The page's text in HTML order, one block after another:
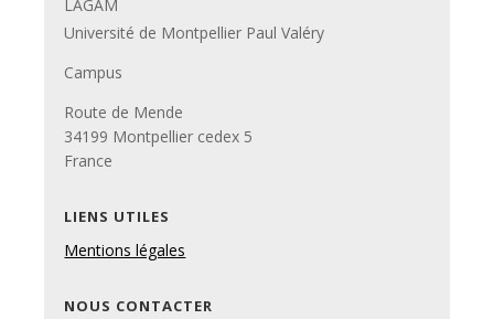
LAGAM
Université de Montpellier Paul Valéry
Campus
Route de Mende
34199 Montpellier cedex 5
France
LIENS UTILES
Mentions légales
NOUS CONTACTER